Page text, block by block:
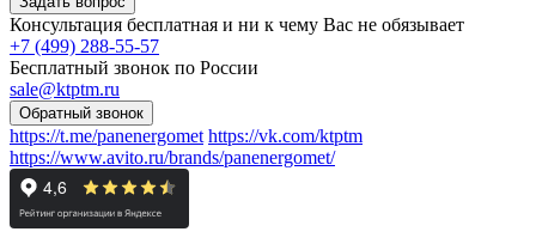
Консультация бесплатная и ни к чему Вас не обязывает
+7 (499) 288-55-57
Бесплатный звонок по России
sale@ktptm.ru
https://t.me/panenergomet https://vk.com/ktptm
https://www.avito.ru/brands/panenergomet/